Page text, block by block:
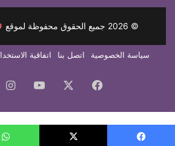
©
2026 جميع الحقوق محفوظة لموقع
سياسة الخصوصية اتصل بنا اتفاقية
فيسبوك
Publish Powered By :